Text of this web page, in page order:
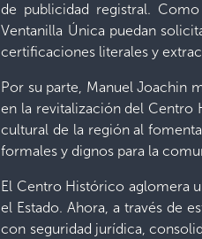
de publicidad registral.
Ventanilla Única puedan
certificaciones literales y
Por su parte, Manuel Joachin
en la revitalización del Centro
cultural de la región al
formales y dignos para la
El Centro Histórico aglomera
el Estado. Ahora, a través de
con seguridad jurídica,